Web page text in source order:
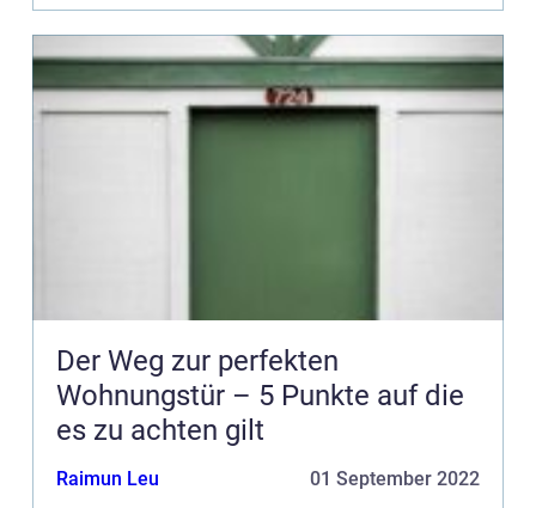
Der Weg zur perfekten
Wohnungstür – 5 Punkte auf die
es zu achten gilt
Raimun Leu 01 September 2022